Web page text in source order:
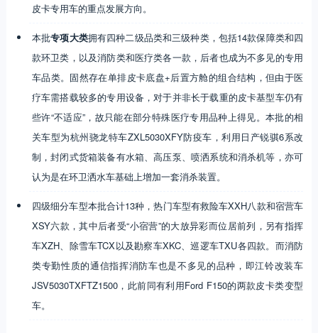
皮卡专用车的重点发展方向。
本批专项大类拥有四种二级品类和三级种类，包括14款保障类和四
款环卫类，以及消防类和医疗类各一款，后者也成为不多见的专用
车品类。固然存在单排皮卡底盘+后置方舱的组合结构，但由于医
疗车需搭载较多的专用设备，对于并非长于载重的皮卡基型车仍有
些许“不适应”，故只能在部分特殊医疗专用品种上得见。本批的相
关车型为杭州骁龙特车ZXL5030XFY防疫车，利用日产锐骐6系改
制，封闭式货箱装备有水箱、高压泵、喷洒系统和消杀机等，亦可
认为是在环卫洒水车基础上增加一套消杀装置。
四级细分车型本批合计13种，热门车型有救险车XXH八款和宿营车
XSY六款，其中后者受“小宿营”的大放异彩而位居前列，另有指挥
车XZH、除雪车TCX以及勘察车XKC、巡逻车TXU各四款。而消防
类专勤性质的通信指挥消防车也是不多见的品种，即江铃改装车
JSV5030TXFTZ1500，此前同有利用Ford F150的两款皮卡类变型
车。